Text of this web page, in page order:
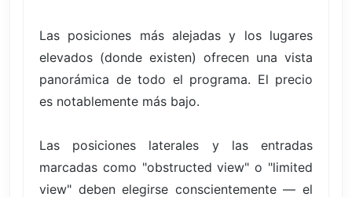
Las posiciones más alejadas y los lugares
elevados (donde existen) ofrecen una vista
panorámica de todo el programa. El precio
es notablemente más bajo.
Las posiciones laterales y las entradas
marcadas como "obstructed view" o "limited
view" deben elegirse conscientemente — el